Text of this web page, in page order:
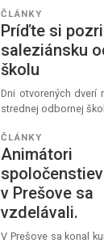
ČLÁNKY
Príďte si
saleziánsku
školu
Dni otvorených dverí
strednej odbornej
ČLÁNKY
Animátori
v Prešove sa
vzdelávali.
V Prešove sa konal